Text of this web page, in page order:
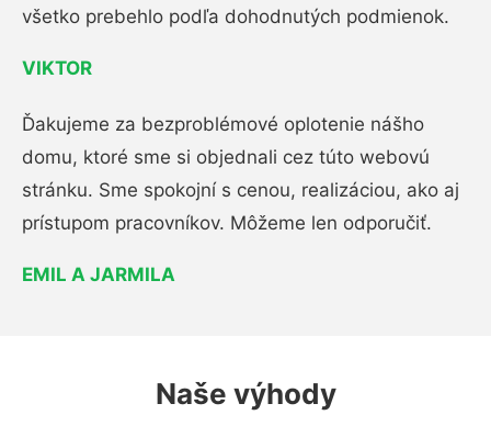
všetko prebehlo podľa dohodnutých podmienok.
VIKTOR
Ďakujeme za bezproblémové oplotenie nášho
domu, ktoré sme si objednali cez túto webovú
stránku. Sme spokojní s cenou, realizáciou, ako aj
prístupom pracovníkov. Môžeme len odporučiť.
EMIL A JARMILA
Naše výhody